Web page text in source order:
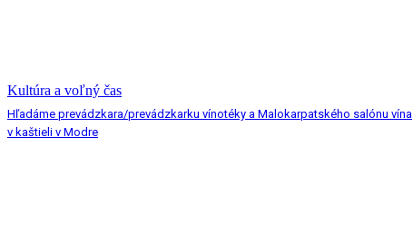
Kultúra a voľný čas
Hľadáme prevádzkara/prevádzkarku vínotéky a Malokarpatského salónu vína
v kaštieli v Modre